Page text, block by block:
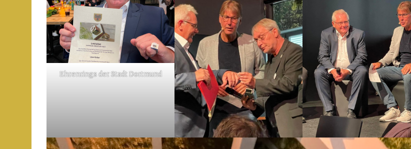
Ehrenrings der Stadt Dortmund